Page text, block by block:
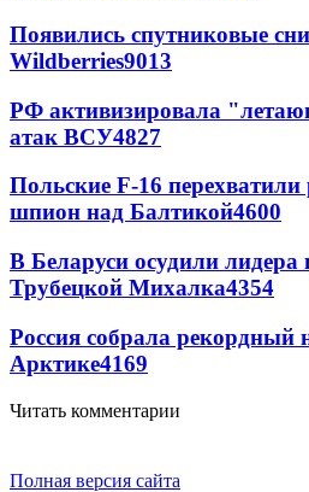
Появились спутниковые
Wildberries9013
РФ активизировала
атак ВСУ4827
Польские F-16 перехватили
шпион над Балтикой4600
В Беларуси осудили
Трубецкой Михалка4354
Россия собрала рекордный
Арктике4169
Читать комментарии
Полная версия сайта